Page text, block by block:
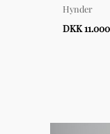
Hynder
DKK